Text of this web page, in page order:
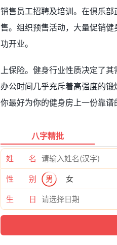
销售员工招聘及培训。在俱乐
售。组织预售活动，大量促销
功开业。
上保险。健身行业性质决定了
办公时间几乎充斥着高强度的
你最好为你的健身房上一份靠谱
八字精批
姓 名
性 别 男 女
生 日